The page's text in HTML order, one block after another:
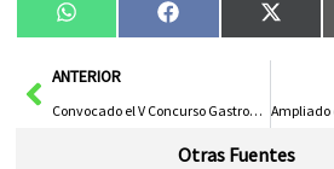
Compartir
en
WhatsAppCompartir
en
Facebook
en
X
AntANTERIOR
Convocado el V Concurso Gastronómico del Potaje de Manzanares en el Carnaval 2024
Otras Fuentes